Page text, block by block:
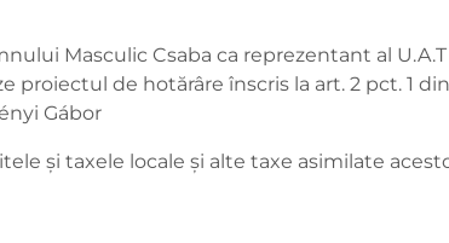
Masculic Csaba ca reprezentant al
proiectul de hotărâre înscris la art. 2 pct. 1
Gábor
și taxele locale și alte taxe asimilate